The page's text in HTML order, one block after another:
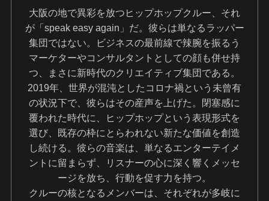
大阪の地で異彩を放つヒップホップクルー、それ
が「speak easy again」だ。彼らは単なるラッパー
集団ではない。ビジネスの最前線で辣腕を振るう
マーケターやコンサルタントとしての顔も併せ持
つ、まさに新時代のクリエイティブ集団である。
2019年、世界が混沌としたコロナ禍という未曾有
の状況下で、彼らはその産声を上げた。閉塞感に
覆われた時代に、ヒップホップという表現形式を
選び、既存の枠にとらわれない新たな価値を創造
し続ける。彼らの音楽は、単なるエンターテイメ
ントに留まらず、リスナーの心に深く響くメッセ
ージを放ち、行動を促す力を持つ。
クルーの核となるメンバーは、それぞれが多岐に